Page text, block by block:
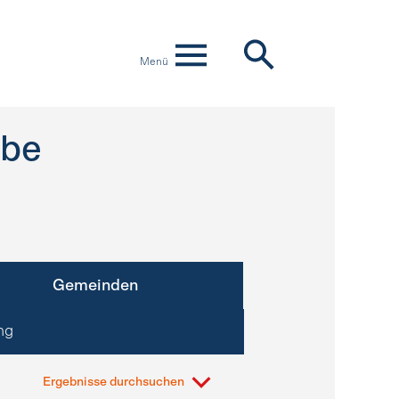
Menü
Gemeinden
Ergebnisse durchsuchen